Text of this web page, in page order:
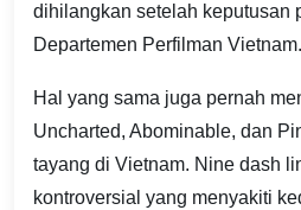
dihilangkan setelah keputusan
Departemen Perfilman Vietnam.
Hal yang sama juga pernah
Uncharted, Abominable, dan
tayang di Vietnam. Nine dash
kontroversial yang menyakiti